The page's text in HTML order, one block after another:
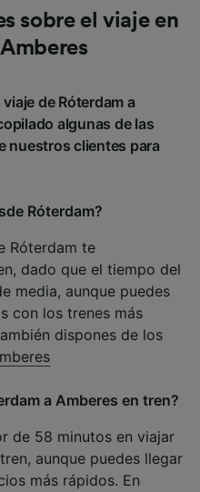
sobre el viaje en
de Róterdam a
algunas de las
nuestros clientes para
Róterdam?
Róterdam te
dado que el tiempo del
media, aunque puedes
con los trenes más
dispones de los
a Amberes en tren?
de 58 minutos en viajar
aunque puedes llegar
más rápidos. En